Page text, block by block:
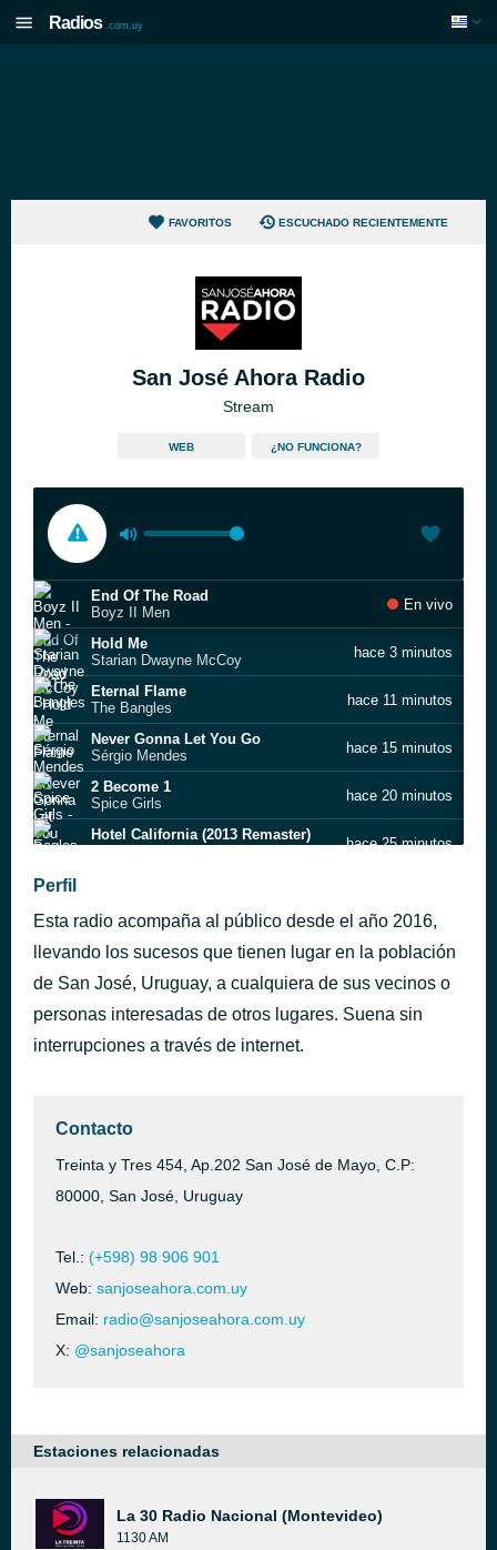
Radios .com.uy
FAVORITOS ESCUCHADO RECIENTEMENTE
San José Ahora Radio
Stream
WEB ¿NO FUNCIONA?
End Of The Road
Boyz II Men
En vivo
Hold Me
Starian Dwayne McCoy
hace 3 minutos
Eternal Flame
The Bangles
hace 11 minutos
Never Gonna Let You Go
Sérgio Mendes
hace 15 minutos
2 Become 1
Spice Girls
hace 20 minutos
Hotel California (2013 Remaster)
hace 25 minutos
Everything Counts
Depeche Mode
AUDIO LACTEOS PIPPOS
Desconocido
hace 42 minutos
Typical Male
Tina Turner
Perfil
Esta radio acompaña al público desde el año 2016,
llevando los sucesos que tienen lugar en la población
de San José, Uruguay, a cualquiera de sus vecinos o
personas interesadas de otros lugares. Suena sin
interrupciones a través de internet.
Contacto
Treinta y Tres 454, Ap.202 San José de Mayo, C.P:
80000, San José, Uruguay
Tel.: (+598) 98 906 901
Web: sanjoseahora.com.uy
Email: radio@sanjoseahora.com.uy
X: @sanjoseahora
Estaciones relacionadas
La 30 Radio Nacional (Montevideo)
1130 AM